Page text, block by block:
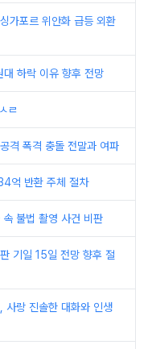
가포르 위안화 급등 외환
하락 이유 향후 전망
ㄹ
격 폭격 충돌 전말과 여파
억 반환 주체 절차
불법 촬영 사건 비판
기일 15일 전망 향후 절
사랑 진솔한 대화와 인생